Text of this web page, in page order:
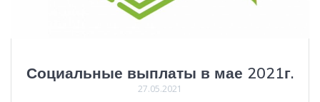
Социальные выплаты в мае 2021г.
27.05.2021